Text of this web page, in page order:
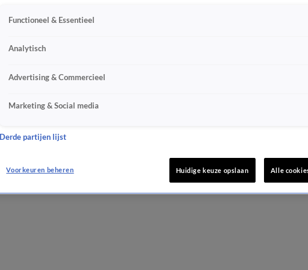
Functioneel & Essentieel
Analytisch
Advertising & Commercieel
Marketing & Social media
Derde partijen lijst
Voorkeuren beheren Huidige keuze opslaan Alle